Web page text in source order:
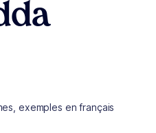
exemples en français